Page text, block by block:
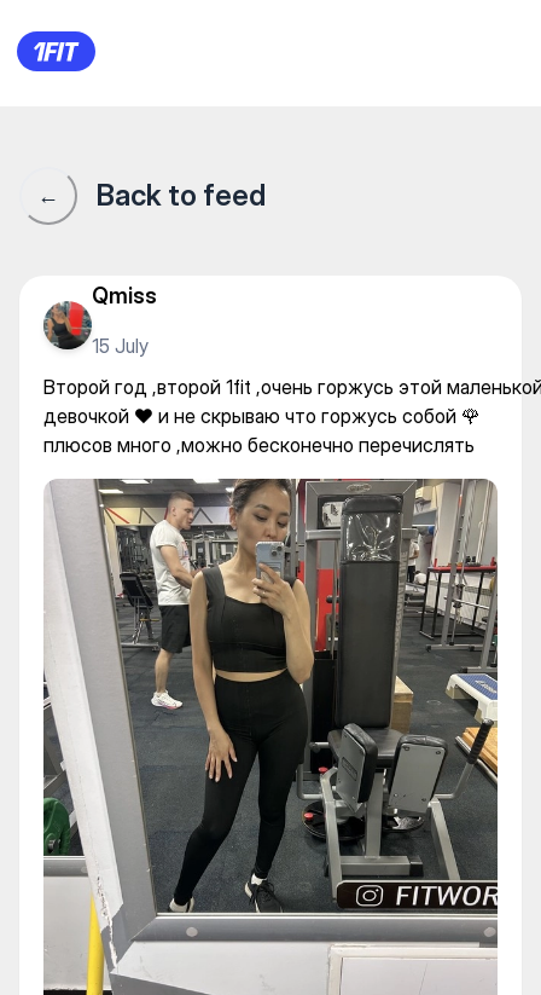
FITWorx — Gym
← Back to feed
Qmiss
15 July
Второй год ,второй 1fit ,очень горжусь этой
девочкой ❤️ и не скрываю что горжусь собой 🌹
плюсов много ,можно бесконечно перечислять